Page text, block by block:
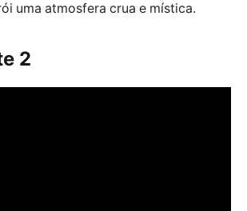
uma atmosfera crua e mística.
2